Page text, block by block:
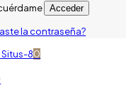
Acceder
la contraseña?
0